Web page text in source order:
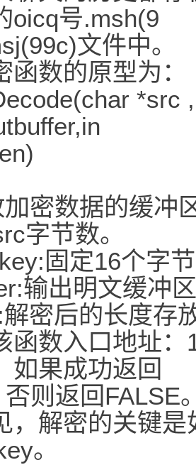
oicq号.msh(9
文件中。
函数的原型为：
*src
密数据的缓冲
字节数。
固定16个字
输出明文缓冲
密后的长度存
函数入口地址
如果成功返回
则返回FALSE
，解密的关键
。